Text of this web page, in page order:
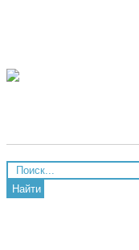
Найти